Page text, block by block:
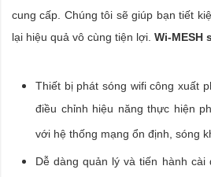
cung cấp. Chúng tôi sẽ giúp bạn tiết
lại hiệu quả vô cùng tiện lợi. Wi-MESH
Thiết bị phát sóng wifi công xuất
điều chỉnh hiệu năng thực hiện
với hệ thống mạng ổn định, sóng
Dễ dàng quản lý và tiến hành